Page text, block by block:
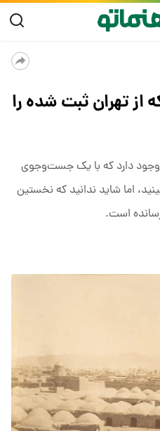
تهران ثبت شده را
وجود دارد که با یک جست‌وجوی
اما شاید ندانید که نخستین
است.